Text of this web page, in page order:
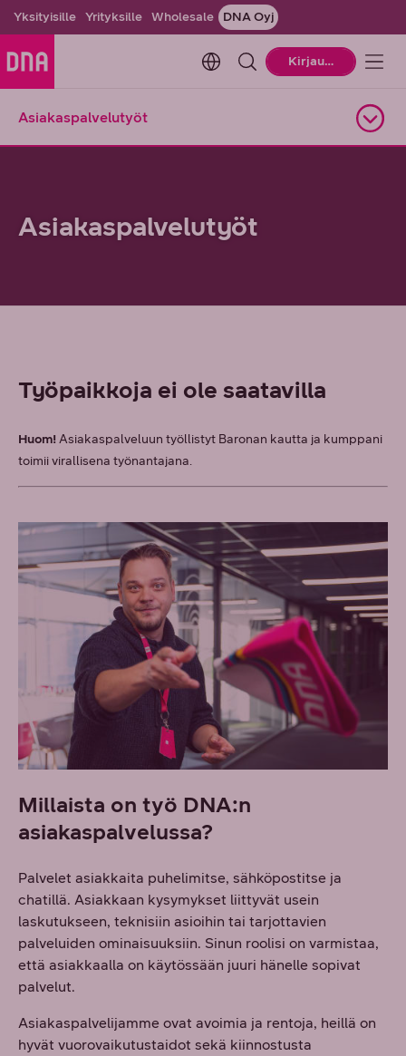
Yksityisille Yrityksille Wholesale DNA Oyj
Change language. Current
Kirjaudu
Asiakaspalvelutyöt
Asiakaspalvelutyöt
Työpaikkoja ei ole saatavilla
Huom!Asiakaspalveluun työllistyt Baronan kautta ja kumppani
toimii virallisena työnantajana.
Millaista on työ DNA:n
asiakaspalvelussa?
Palvelet asiakkaita puhelimitse, sähköpostitse ja
chatillä. Asiakkaan kysymykset liittyvät usein
laskutukseen, teknisiin asioihin tai tarjottavien
palveluiden ominaisuuksiin. Sinun roolisi on varmistaa,
että asiakkaalla on käytössään juuri hänelle sopivat
palvelut.
Asiakaspalvelijamme ovat avoimia ja rentoja, heillä on
hyvät vuorovaikutustaidot sekä kiinnostusta